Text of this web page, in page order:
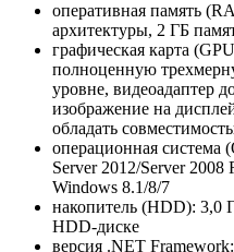
оперативная память
архитектуры, 2 ГБ
графическая карта
полноценную
уровне, видеоадаптер
изображение на
обладать
операционная система
Server 2012/Server 2008
Windows 8.1/8/7
накопитель (HDD): 3,0
HDD-диске
версия .NET